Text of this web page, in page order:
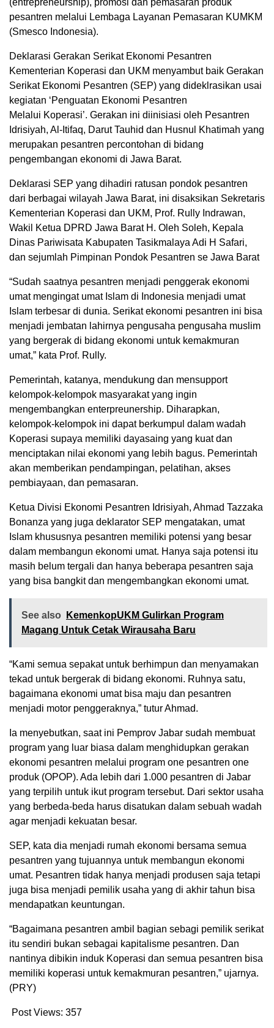
pesantren melalui Lembaga Layanan Pemasaran KUMKM
(Smesco Indonesia).
Deklarasi Gerakan Serikat Ekonomi Pesantren
Kementerian Koperasi dan UKM menyambut baik Gerakan
Serikat Ekonomi Pesantren (SEP) yang dideklrasikan usai
kegiatan ‘Penguatan Ekonomi Pesantren
Melalui Koperasi’. Gerakan ini diinisiasi oleh Pesantren
Idrisiyah, Al-Itifaq, Darut Tauhid dan Husnul Khatimah yang
merupakan pesantren percontohan di bidang
pengembangan ekonomi di Jawa Barat.
Deklarasi SEP yang dihadiri ratusan pondok pesantren
dari berbagai wilayah Jawa Barat, ini disaksikan Sekretaris
Kementerian Koperasi dan UKM, Prof. Rully Indrawan,
Wakil Ketua DPRD Jawa Barat H. Oleh Soleh, Kepala
Dinas Pariwisata Kabupaten Tasikmalaya Adi H Safari,
dan sejumlah Pimpinan Pondok Pesantren se Jawa Barat
“Sudah saatnya pesantren menjadi penggerak ekonomi
umat mengingat umat Islam di Indonesia menjadi umat
Islam terbesar di dunia. Serikat ekonomi pesantren ini bisa
menjadi jembatan lahirnya pengusaha pengusaha muslim
yang bergerak di bidang ekonomi untuk kemakmuran
umat,” kata Prof. Rully.
Pemerintah, katanya, mendukung dan mensupport
kelompok-kelompok masyarakat yang ingin
mengembangkan enterpreunership. Diharapkan,
kelompok-kelompok ini dapat berkumpul dalam wadah
Koperasi supaya memiliki dayasaing yang kuat dan
menciptakan nilai ekonomi yang lebih bagus. Pemerintah
akan memberikan pendampingan, pelatihan, akses
pembiayaan, dan pemasaran.
Ketua Divisi Ekonomi Pesantren Idrisiyah, Ahmad Tazzaka
Bonanza yang juga deklarator SEP mengatakan, umat
Islam khususnya pesantren memiliki potensi yang besar
dalam membangun ekonomi umat. Hanya saja potensi itu
masih belum tergali dan hanya beberapa pesantren saja
yang bisa bangkit dan mengembangkan ekonomi umat.
See also
KemenkopUKM Gulirkan Program
Magang Untuk Cetak Wirausaha Baru
“Kami semua sepakat untuk berhimpun dan menyamakan
tekad untuk bergerak di bidang ekonomi. Ruhnya satu,
bagaimana ekonomi umat bisa maju dan pesantren
menjadi motor penggeraknya,” tutur Ahmad.
Ia menyebutkan, saat ini Pemprov Jabar sudah membuat
program yang luar biasa dalam menghidupkan gerakan
ekonomi pesantren melalui program one pesantren one
produk (OPOP). Ada lebih dari 1.000 pesantren di Jabar
yang terpilih untuk ikut program tersebut. Dari sektor usaha
yang berbeda-beda harus disatukan dalam sebuah wadah
agar menjadi kekuatan besar.
SEP, kata dia menjadi rumah ekonomi bersama semua
pesantren yang tujuannya untuk membangun ekonomi
umat. Pesantren tidak hanya menjadi produsen saja tetapi
juga bisa menjadi pemilik usaha yang di akhir tahun bisa
mendapatkan keuntungan.
“Bagaimana pesantren ambil bagian sebagi pemilik serikat
itu sendiri bukan sebagai kapitalisme pesantren. Dan
nantinya dibikin induk Koperasi dan semua pesantren bisa
memiliki koperasi untuk kemakmuran pesantren,” ujarnya.
(PRY)
Post Views: 357